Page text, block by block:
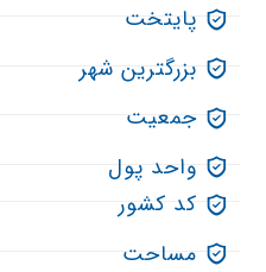
پایتخت
بزرگترین شهر
جمعیت
واحد پول
کد کشور
مساحت